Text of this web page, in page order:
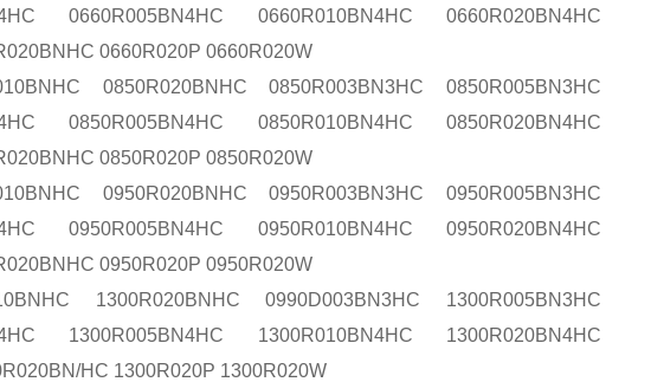
0660R005BN4HC 0660R010BN4HC 0660R020BN4HC
0660R020P 0660R020W
0850R020BNHC 0850R003BN3HC 0850R005BN3HC
0850R005BN4HC 0850R010BN4HC 0850R020BN4HC
0850R020P 0850R020W
0950R020BNHC 0950R003BN3HC 0950R005BN3HC
0950R005BN4HC 0950R010BN4HC 0950R020BN4HC
0950R020P 0950R020W
1300R020BNHC 0990D003BN3HC 1300R005BN3HC
1300R005BN4HC 1300R010BN4HC 1300R020BN4HC
HC 1300R020P 1300R020W